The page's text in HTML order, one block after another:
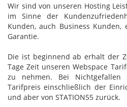
Wir sind von unseren Hosting
im Sinne der
Kunden, auch Business Kunden,
Garantie.
Die ist beginnend ab erhalt der
Tage Zeit unseren Webspace
zu nehmen. Bei
Tarifpreis einschließlich der
und aber von STATION55 zurück.